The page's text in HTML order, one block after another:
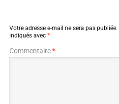
Votre adresse e-mail ne sera pas publiée.
indiqués avec *
Commentaire*